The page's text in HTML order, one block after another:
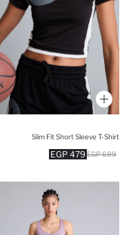
Slim Fit Short Sleeve T-Shirt
479 EGP 699 EGP